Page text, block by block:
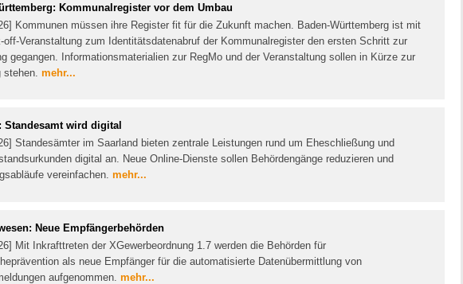
Kommunalregister vor dem Umbau
Kommunen müssen ihre Register fit für die Zukunft machen. Baden-Württemberg ist mit
off-Veranstaltung zum Identitätsdatenabruf der Kommunalregister den ersten Schritt zur
gegangen. Informationsmaterialien zur RegMo und der Veranstaltung sollen in Kürze zur
stehen. mehr...
Standesamt wird digital
Standesämter im Saarland bieten zentrale Leistungen rund um Eheschließung und
digital an. Neue Online-Dienste sollen Behördengänge reduzieren und
vereinfachen. mehr...
Neue Empfängerbehörden
Mit Inkrafttreten der XGewerbeordnung 1.7 werden die Behörden für
als neue Empfänger für die automatisierte Datenübermittlung von
aufgenommen. mehr...